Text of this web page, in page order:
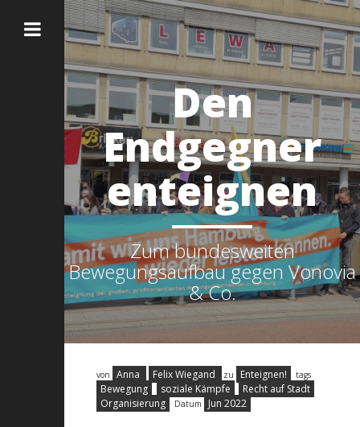
Den
Endgegner
enteignen
Zum bundesweiten
Bewegungsaufbau gegen Vonovia
& Co.
von Anna Felix Wiegand zu Enteignen! tags
Bewegung soziale Kämpfe
Recht auf Stadt
Organisierung
Datum Jun 2022